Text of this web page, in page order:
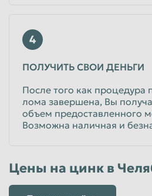
4
ПОЛУЧИТЬ СВОИ ДЕНЬГИ
После того как процедура
лома завершена, Вы
объем предоставленного
Возможна наличная и
Цены на цинк в